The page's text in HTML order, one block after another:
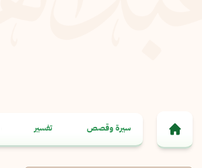
سيرة وقصص تفسير